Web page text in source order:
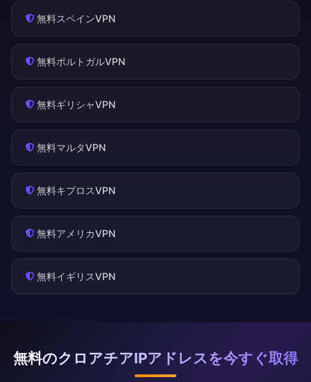
無料スペインVPN
無料ポルトガルVPN
無料ギリシャVPN
無料マルタVPN
無料キプロスVPN
無料アメリカVPN
無料イギリスVPN
無料のクロアチアIPアドレスを今すぐ取得